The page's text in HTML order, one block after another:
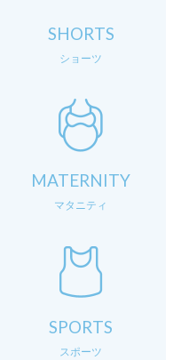
SHORTS
ショーツ
MATERNITY
マタニティ
SPORTS
スポーツ